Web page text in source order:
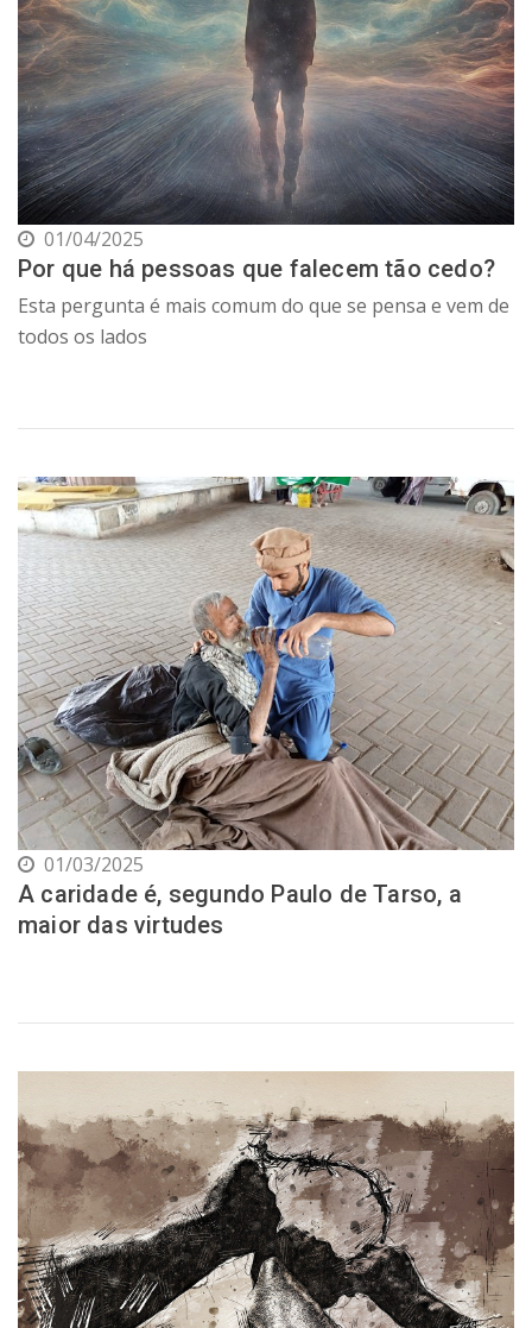
01/04/2025
Por que há pessoas que falecem tão cedo?
Esta pergunta é mais comum do que se pensa e vem de
todos os lados
01/03/2025
A caridade é, segundo Paulo de Tarso, a
maior das virtudes